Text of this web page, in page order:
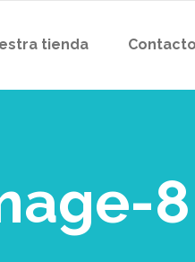
tienda Contacto
8